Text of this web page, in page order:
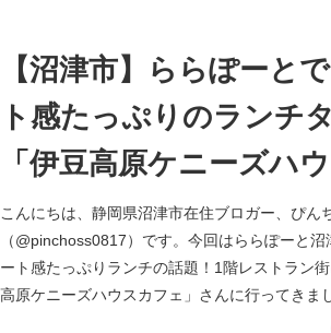
【沼津市】ららぽーと
ト感たっぷりのランチ
「伊豆高原ケニーズハ
ェ」さん：温玉とろりタ
スやガーリックシュリ
こんにちは、静岡県沼津市在住ブロガー、ぴん
（@pinchoss0817）です。今回はららぽーと
ート感たっぷりランチの話題！1階レストラン
高原ケニーズハウスカフェ」さんに行ってきま